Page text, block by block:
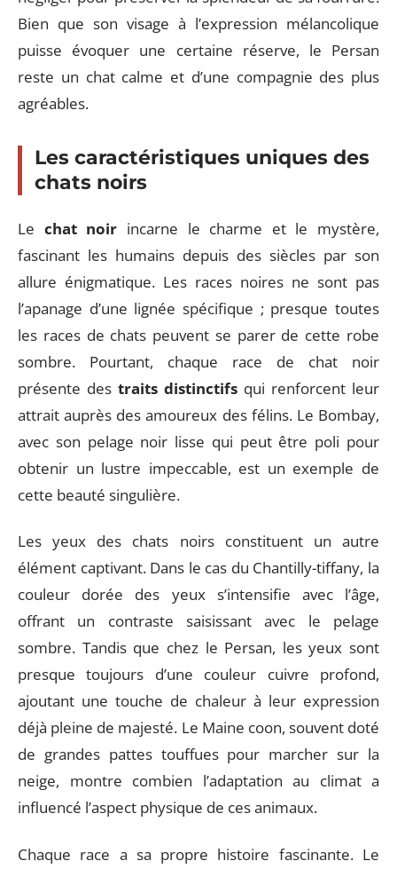
Bien que son visage à l’expression mélancolique
puisse évoquer une certaine réserve, le Persan
reste un chat calme et d’une compagnie des plus
agréables.
Les caractéristiques uniques des
chats noirs
Le chat noir incarne le charme et le mystère,
fascinant les humains depuis des siècles par son
allure énigmatique. Les races noires ne sont pas
l’apanage d’une lignée spécifique ; presque toutes
les races de chats peuvent se parer de cette robe
sombre. Pourtant, chaque race de chat noir
présente des traits distinctifs qui renforcent leur
attrait auprès des amoureux des félins. Le Bombay,
avec son pelage noir lisse qui peut être poli pour
obtenir un lustre impeccable, est un exemple de
cette beauté singulière.
Les yeux des chats noirs constituent un autre
élément captivant. Dans le cas du Chantilly-tiffany, la
couleur dorée des yeux s’intensifie avec l’âge,
offrant un contraste saisissant avec le pelage
sombre. Tandis que chez le Persan, les yeux sont
presque toujours d’une couleur cuivre profond,
ajoutant une touche de chaleur à leur expression
déjà pleine de majesté. Le Maine coon, souvent doté
de grandes pattes touffues pour marcher sur la
neige, montre combien l’adaptation au climat a
influencé l’aspect physique de ces animaux.
Chaque race a sa propre histoire fascinante. Le